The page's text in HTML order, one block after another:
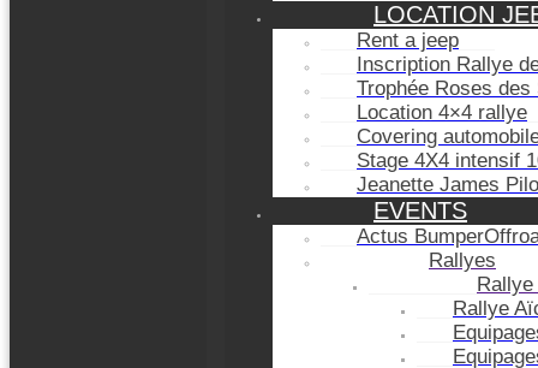
LOCATION
Rent a jeep
Inscription Rallye
Trophée Roses des
Location 4×4 rallye
Covering
Stage 4X4 intensif
Jeanette James
EVENTS
Actus
Rallyes
Rallye